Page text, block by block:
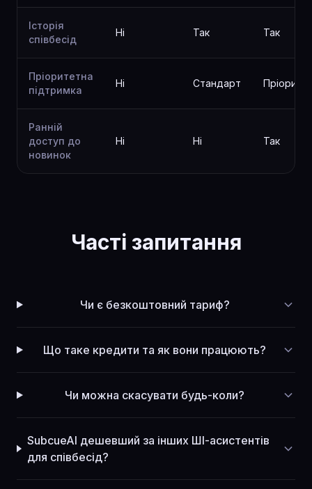
Історія
співбесід
Ні Так Так
Пріоритетна
підтримка
Ні Стандарт
Ранній
доступ до
новинок
Ні Ні Так
Часті запитання
Чи є безкоштовний тариф?
Що таке кредити та як вони працюють?
Чи можна скасувати будь-коли?
SubcueAI дешевший за інших ШІ-асистентів
для співбесід?